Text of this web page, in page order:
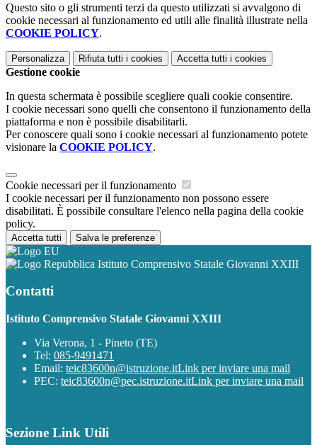
Questo sito o gli strumenti terzi da questo utilizzati si avvalgono di
cookie necessari al funzionamento ed utili alle finalità illustrate nella
COOKIE POLICY.
Personalizza Rifiuta tutti i cookies Accetta tutti i cookies
Gestione cookie
In questa schermata è possibile scegliere quali cookie consentire.
I cookie necessari sono quelli che consentono il funzionamento della
piattaforma e non è possibile disabilitarli.
Per conoscere quali sono i cookie necessari al funzionamento potete
visionare la COOKIE POLICY.
Cookie necessari per il funzionamento
I cookie necessari per il funzionamento non possono essere
disabilitati. È possibile consultare l'elenco nella pagina della cookie
policy.
Accetta tutti Salva le preferenze
Istituto Comprensivo Statale Giovanni XXIII
Contatti
Istituto Comprensivo Statale Giovanni XXIII
Via Verona, 1 - Pineto (TE)
Tel: 085-9491471
Email: teic83600n@istruzione.itLink per inviare una mail
PEC: teic83600n@pec.istruzione.itLink per inviare una mail
Sezione Link Utili